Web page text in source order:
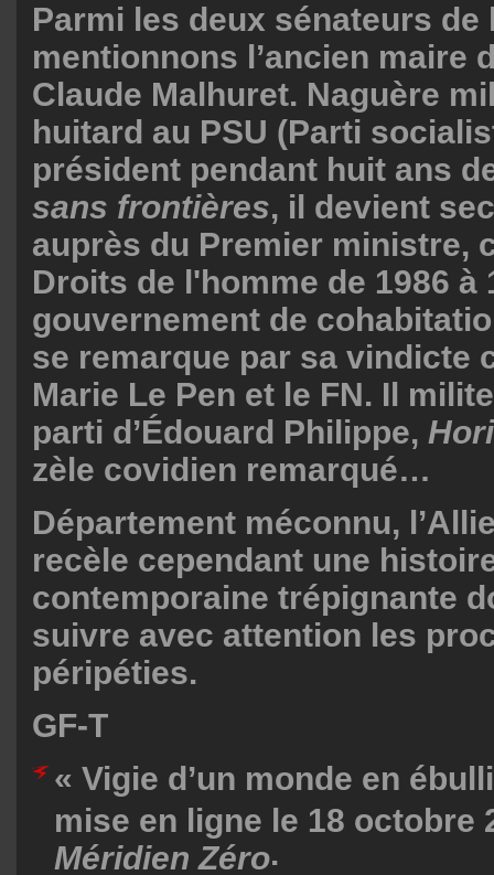
Parmi les deux sénateurs de
mentionnons l’ancien maire
Claude Malhuret. Naguère
huitard au PSU (Parti
président pendant huit ans
sans frontières, il devient
auprès du Premier ministre,
Droits de l'homme de 1986 à
gouvernement de
se remarque par sa vindicte
Marie Le Pen et le FN. Il
parti d’Édouard Philippe,
zèle covidien remarqué…
Département méconnu,
recèle cependant une
contemporaine trépignante
suivre avec attention les
péripéties.
GF-T
« Vigie d’un monde en
mise en ligne le 18 octobre
Méridien Zéro.